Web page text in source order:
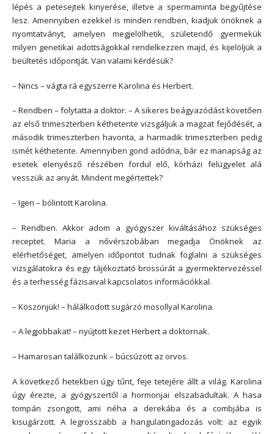
lépés a petesejtek kinyerése, illetve a spermaminta begyűjtése
lesz. Amennyiben ezekkel is minden rendben, kiadjuk önöknek a
nyomtatványt, amelyen megjelölhetik, születendő gyermekük
milyen genetikai adottságokkal rendelkezzen majd, és kijelöljük a
beültetés időpontját. Van valami kérdésük?
– Nincs – vágta rá egyszerre Karolina és Herbert.
– Rendben – folytatta a doktor. – A sikeres beágyazódást követően
az első trimeszterben kéthetente vizsgáljuk a magzat fejődését, a
második trimeszterben havonta, a harmadik trimeszterben pedig
ismét kéthetente. Amennyiben gond adódna, bár ez manapság az
esetek elenyésző részében fordul elő, kórházi felügyelet alá
vesszük az anyát. Mindent megértettek?
– Igen – bólintott Karolina.
– Rendben. Akkor adom a gyógyszer kiváltásához szükséges
receptet. Maria a nővérszobában megadja Önöknek az
elérhetőséget, amelyen időpontot tudnak foglalni a szükséges
vizsgálatokra és egy tájékoztató brossúrát a gyermektervezéssel
és a terhesség fázisaival kapcsolatos információkkal.
– Köszönjük! – hálálkodott sugárzó mosollyal Karolina.
– A legjobbakat! – nyújtott kezet Herbert a doktornak.
– Hamarosan találkozunk – búcsúzott az orvos.
A következő hetekben úgy tűnt, feje tetejére állt a világ. Karolina
úgy érezte, a gyógyszertől a hormonjai elszabadultak. A hasa
tompán zsongott, ami néha a derekába és a combjába is
kisugárzott. A legrosszabb a hangulatingadozás volt: az egyik